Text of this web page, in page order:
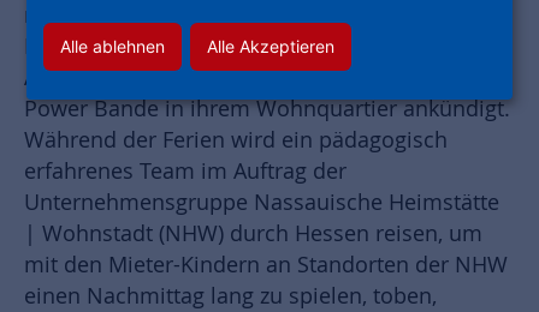
möglich, in den Urlaub zu fahren. Doch auch zu
Hause können Kinder viel Abenteuer und
Abwechslung erleben, vor allem wenn sich die
Power Bande in ihrem Wohnquartier ankündigt.
Während der Ferien wird ein pädagogisch
erfahrenes Team im Auftrag der
Unternehmensgruppe Nassauische Heimstätte
| Wohnstadt (NHW) durch Hessen reisen, um
mit den Mieter-Kindern an Standorten der NHW
einen Nachmittag lang zu spielen, toben,
Alle ablehnen Alle Akzeptieren